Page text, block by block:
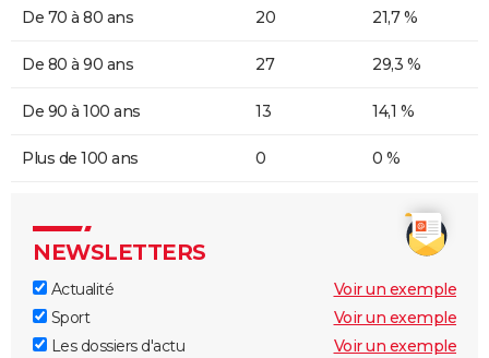
De 70 à 80 ans 20 21,7 %
De 80 à 90 ans 27 29,3 %
De 90 à 100 ans 13 14,1 %
Plus de 100 ans 0 0 %
NEWSLETTERS
Actualité
Voir un exemple
Sport
Voir un exemple
Les dossiers d'actu
Voir un exemple